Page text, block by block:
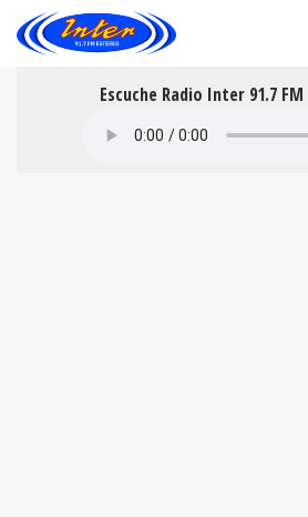
Escuche Radio Inter 91.7 FM